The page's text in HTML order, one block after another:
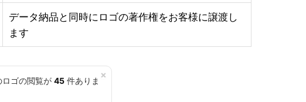
データ納品と同時にロゴの著作権をお客様に譲渡し
ます
×
ゴの閲覧が 45 件ありま